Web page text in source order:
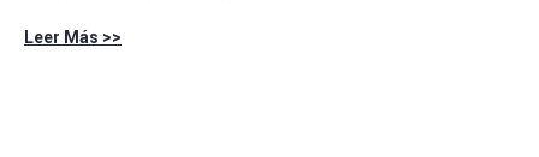
Leer Más >>